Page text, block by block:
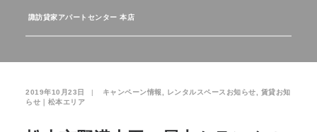
諏訪貸家アパートセンター 本店
2019年10月23日 | キャンペーン情報 レンタルスペースお知らせ
賃貸お知
らせ｜松本エリア